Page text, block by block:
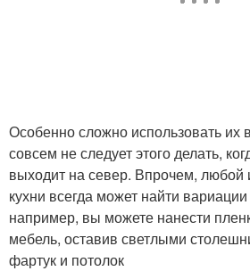
Особенно сложно использовать их
совсем не следует этого делать,
выходит на север. Впрочем, любой
кухни всегда может найти
например, вы можете нанести
мебель, оставив светлыми
фартук и потолок